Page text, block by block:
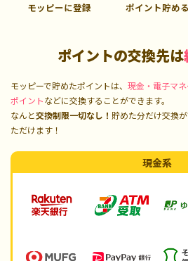
モッピーに登録 ポイント貯める
ポイントの交換先は
モッピーで貯めたポイントは、 現金・電子マ
ポイントなどに交換することができます。
なんと交換制限一切なし！ 貯めた分だけ交換
ただけます！
現金系